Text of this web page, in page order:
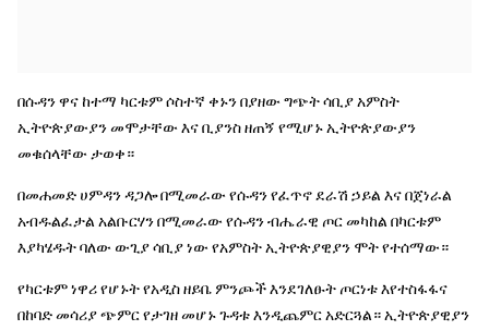
በሱዳን ዋና ከተማ ካርቱም ሶስተኛ ቀኑን በያዘው ግጭት ሳቢያ አምስት
ኢትዮጵያውያን መሞታቸው እና ቢያንስ ዘጠኝ የሚሆኑ ኢትዮጵያውያን
መቁሰላቸው ታወቀ።
በመሐመድ ሀምዳን ዳጋሎ በሚመራው የሱዳን የፈጥኖ ደራሽ ኃይል እና በጀነራል
አብዱልፈታል አልቡርሃን በሚመራው የሱዳን ብሔራዊ ጦር መካከል በካርቱም
እያካሄዱት ባለው ውጊያ ሳቢያ ነው የአምስት ኢትዮጵያዊያን ሞት የተሰማው።
የካርቱም ነዋሪ የሆኑት የአዲስ ዘይቤ ምንጮች እንደገለፁት ጦርነቱ እየተስፋፋና
በከባድ መሳሪያ ጭምር የታገዘ መሆኑ ጉዳቱ እንዲጨምር አድርጓል። ኢትዮጵያዊያን